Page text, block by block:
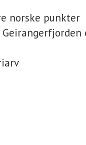
norske punkter